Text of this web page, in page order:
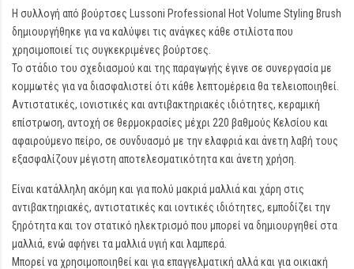
Η συλλογή από βούρτσες Lussoni Professional Hot Volume Styling Brush
δημιουργήθηκε για να καλύψει τις ανάγκες κάθε στιλίστα που
χρησιμοποιεί τις συγκεκριμένες βούρτσες.
Το στάδιο του σχεδιασμού και της παραγωγής έγινε σε συνεργασία με
κομμωτές για να διασφαλιστεί ότι κάθε λεπτομέρεια θα τελειοποιηθεί.
Αντιστατικές, ιονιστικές και αντιβακτηριακές ιδιότητες, κεραμική
επίστρωση, αντοχή σε θερμοκρασίες μέχρι 220 βαθμούς Κελσίου και
αφαιρούμενο πείρο, σε συνδυασμό με την ελαφριά και άνετη λαβή τους
εξασφαλίζουν μέγιστη αποτελεσματικότητα και άνετη χρήση.
Είναι κατάλληλη ακόμη και για πολύ μακριά μαλλιά και χάρη στις
αντιβακτηριακές, αντιστατικές και ιοντικές ιδιότητες, εμποδίζει την
ξηρότητα και τον στατικό ηλεκτρισμό που μπορεί να δημιουργηθεί στα
μαλλιά, ενώ αφήνει τα μαλλιά υγιή και λαμπερά.
Μπορεί να χρησιμοποιηθεί και για επαγγελματική αλλά και για οικιακή